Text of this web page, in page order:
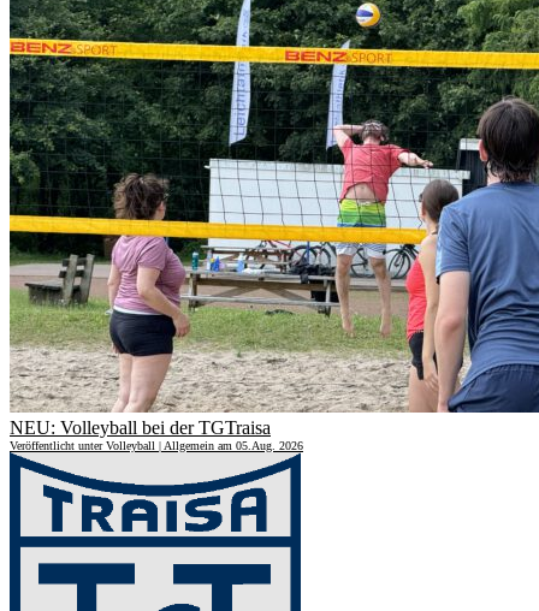
NEU: Volleyball bei der TGTraisa
Veröffentlicht unter Volleyball | Allgemein am 05.Aug. 2026